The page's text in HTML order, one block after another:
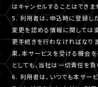
はキャンセルすることはできま
5. 利用者は、申込時に登録し
変更を認める情報に関しては
更手続きを行わなければなり
果、本サービスを受ける機会
としても、当社は一切責任を負
6. 利用者は、いつでも本サー